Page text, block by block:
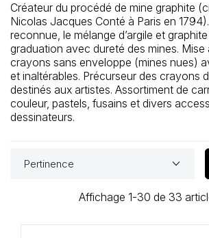
Créateur du procédé de mine graphite
Nicolas Jacques Conté à Paris en
reconnue, le mélange d’argile et
graduation avec dureté des mines. Mise
crayons sans enveloppe (mines nues)
et inaltérables. Précurseur des crayons
destinés aux artistes. Assortiment de
couleur, pastels, fusains et divers
dessinateurs.
Pertinence keyboard_arrow_down
Affichage 1-30 de 33